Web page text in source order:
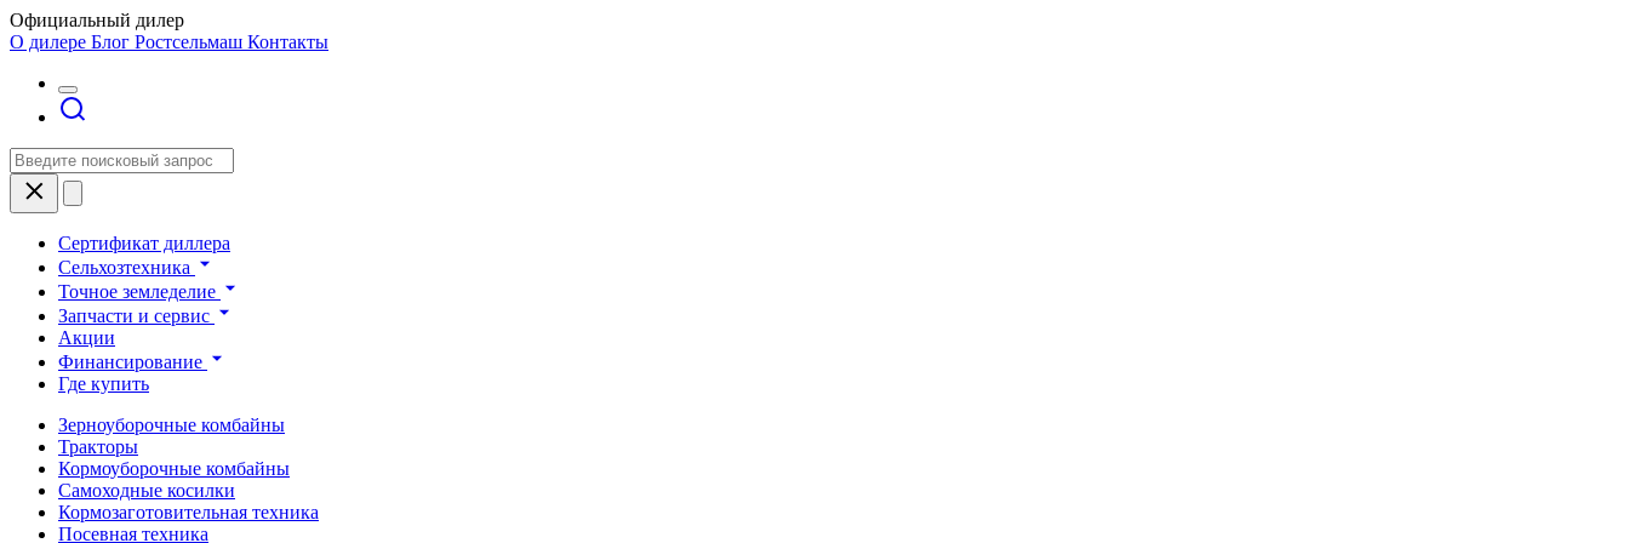
Официальный дилер
О дилере Блог Ростсельмаш Контакты
Сертификат диллера
Сельхозтехника
Точное земледелие
Запчасти и сервис
Акции
Финансирование
Где купить
Зерноуборочные комбайны
Тракторы
Кормоуборочные комбайны
Самоходные косилки
Кормозаготовительная техника
Посевная техника